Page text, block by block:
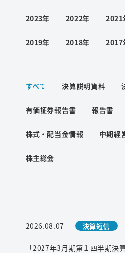
ご利用条件
2023年 2022年 2021
2019年 2018年 2017
すべて 決算説明資料
有価証券報告書 報告書
株式・配当金情報 中期経
株主総会
2026.08.07 決算短信
「2027年3月期第１四半期決